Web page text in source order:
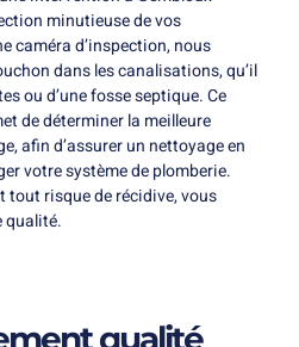
minutieuse de vos
caméra d’inspection, nous
dans les canalisations, qu’il
ou d’une fosse septique. Ce
de déterminer la meilleure
afin d’assurer un nettoyage en
votre système de plomberie.
tout risque de récidive, vous
qualité.
qualité